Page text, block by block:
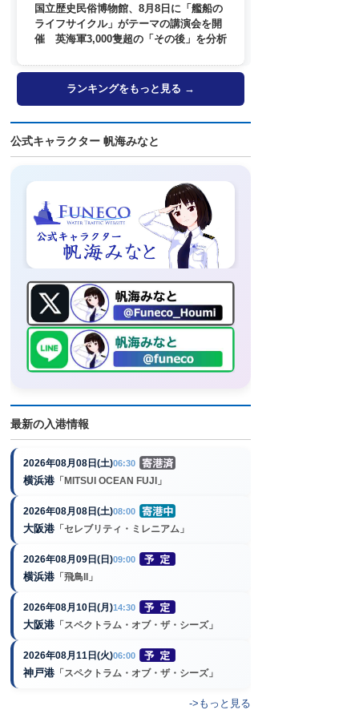
国立歴史民俗博物館、8月8日に「艦船の
ライフサイクル」がテーマの講演会を開
催 英海軍3,000隻超の「その後」を分析
ランキングをもっと見る →
公式キャラクター 帆海みなと
最新の入港情報
2026年08月08日(土)06:30
横浜港 「MITSUI OCEAN FUJI」
2026年08月08日(土)08:00
大阪港 「セレブリティ・ミレニアム」
2026年08月09日(日)09:00
横浜港 「飛鳥II」
2026年08月10日(月)14:30
大阪港 「スペクトラム・オブ・ザ・シーズ」
2026年08月11日(火)06:00
神戸港 「スペクトラム・オブ・ザ・シーズ」
->もっと見る